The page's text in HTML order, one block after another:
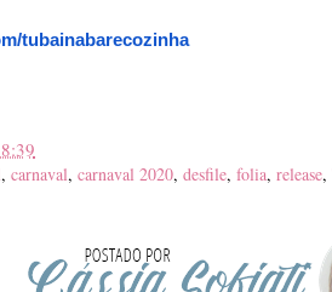
tubainabarecozinha
, carnaval, carnaval 2020, desfile, folia, release,